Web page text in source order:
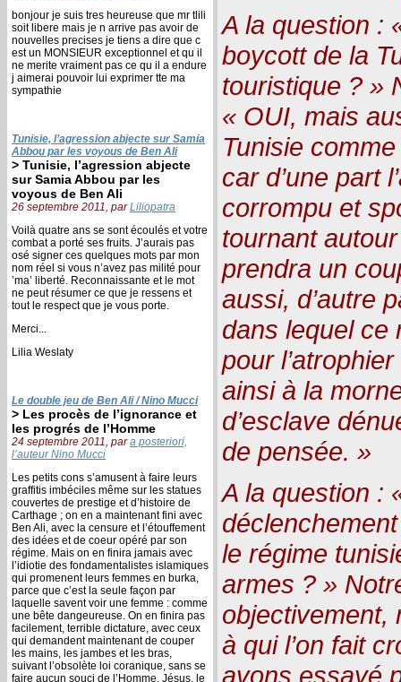
bonjour je suis tres heureuse que mr tlili
soit libere mais je n arrive pas avoir de
nouvelles precises je tiens a dire que c
est un MONSIEUR exceptionnel et qu il
ne merite vraiment pas ce qu il a endure
j aimerai pouvoir lui exprimer tte ma
sympathie
Tunisie, l’agression abjecte sur Samia
Abbou par les voyous de Ben Ali
> Tunisie, l’agression abjecte
sur Samia Abbou par les
voyous de Ben Ali
26 septembre 2011, parLiliopatra
Voilà quatre ans se sont écoulés et votre
combat a porté ses fruits. J’aurais pas
osé signer ces quelques mots par mon
nom réel si vous n’avez pas milité pour
’ma’ liberté. Reconnaissante et le mot
ne peut résumer ce que je ressens et
tout le respect que je vous porte.
Merci...
Lilia Weslaty
Le double jeu de Ben Ali / Nino Mucci
> Les procès de l’ignorance et
les progrés de l’Homme
24 septembre 2011, para posteriori,
l’auteur Nino Mucci
Les petits cons s’amusent à faire leurs
graffitis imbéciles même sur les statues
couvertes de prestige et d’histoire de
Carthage ; on en a maintenant fini avec
Ben Ali, avec la censure et l’étouffement
des idées et de coeur opéré par son
régime. Mais on en finira jamais avec
l’idiotie des fondamentalistes islamiques
qui promenent leurs femmes en burka,
parce que c’est la seule façon par
laquelle savent voir une femme : comme
une bête dangeureuse. On en finira pas
facilement, terrible dictature, avec ceux
qui demandent maintenant de couper
les mains, les jambes et les bras,
suivant l’obsolète loi coranique, sans se
faire aucun souci de l’Homme. Jésus, le
A la question :
boycott de la
touristique ? »
« OUI, mais
Tunisie
car d’une part
corrompu et
tournant
prendra un
aussi, d’autre
dans lequel ce
pour
ainsi à la
d’esclave
de pensée. »
A la question :
le régime
armes ? »
objectivement,
à qui l’on fait
avons essayé